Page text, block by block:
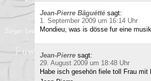
Jean-Pierre Bâguétté sagt:
1. September 2009 um 16:14 Uhr
Mondieu, was is dösse fur eine
Jean-Pierre sagt:
29. August 2009 um 18:48 Uhr
Habe isch gesehön fiele toll Frau